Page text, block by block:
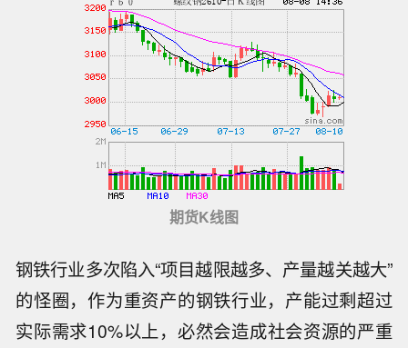
期货K线图
钢铁行业多次陷入“项目越限越多、产量越关越大”
的怪圈，作为重资产的钢铁行业，产能过剩超过
实际需求10%以上，必然会造成社会资源的严重